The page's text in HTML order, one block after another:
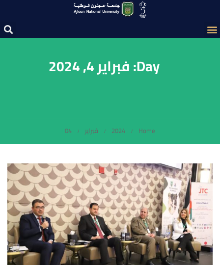
Day: فبراير 4, 2024
Home
2024 فبراير 04